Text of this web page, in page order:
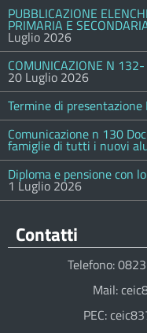
PUBBLICAZIONE
PRIMARIA E
Luglio 2026
COMUNICAZIONE N
20 Luglio 2026
Termine di presentazione
Comunicazione n 130
famiglie di tutti i nuovi
Diploma e pensione con
1 Luglio 2026
Contatti
Telefono:
Mail:
PEC: